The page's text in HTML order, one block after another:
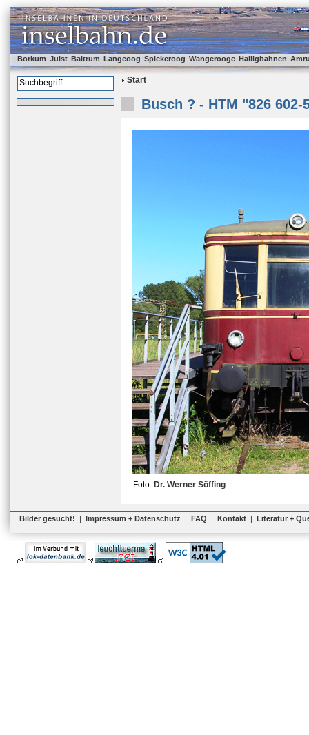
Borkum Juist Baltrum Langeoog Spiekeroog Wangerooge Halligbahnen
Start
Busch ? - HTM "826 602-
Foto: Dr. Werner Söffing
Bilder gesucht! | Impressum + Datenschutz | FAQ | Kontakt | Literatur +